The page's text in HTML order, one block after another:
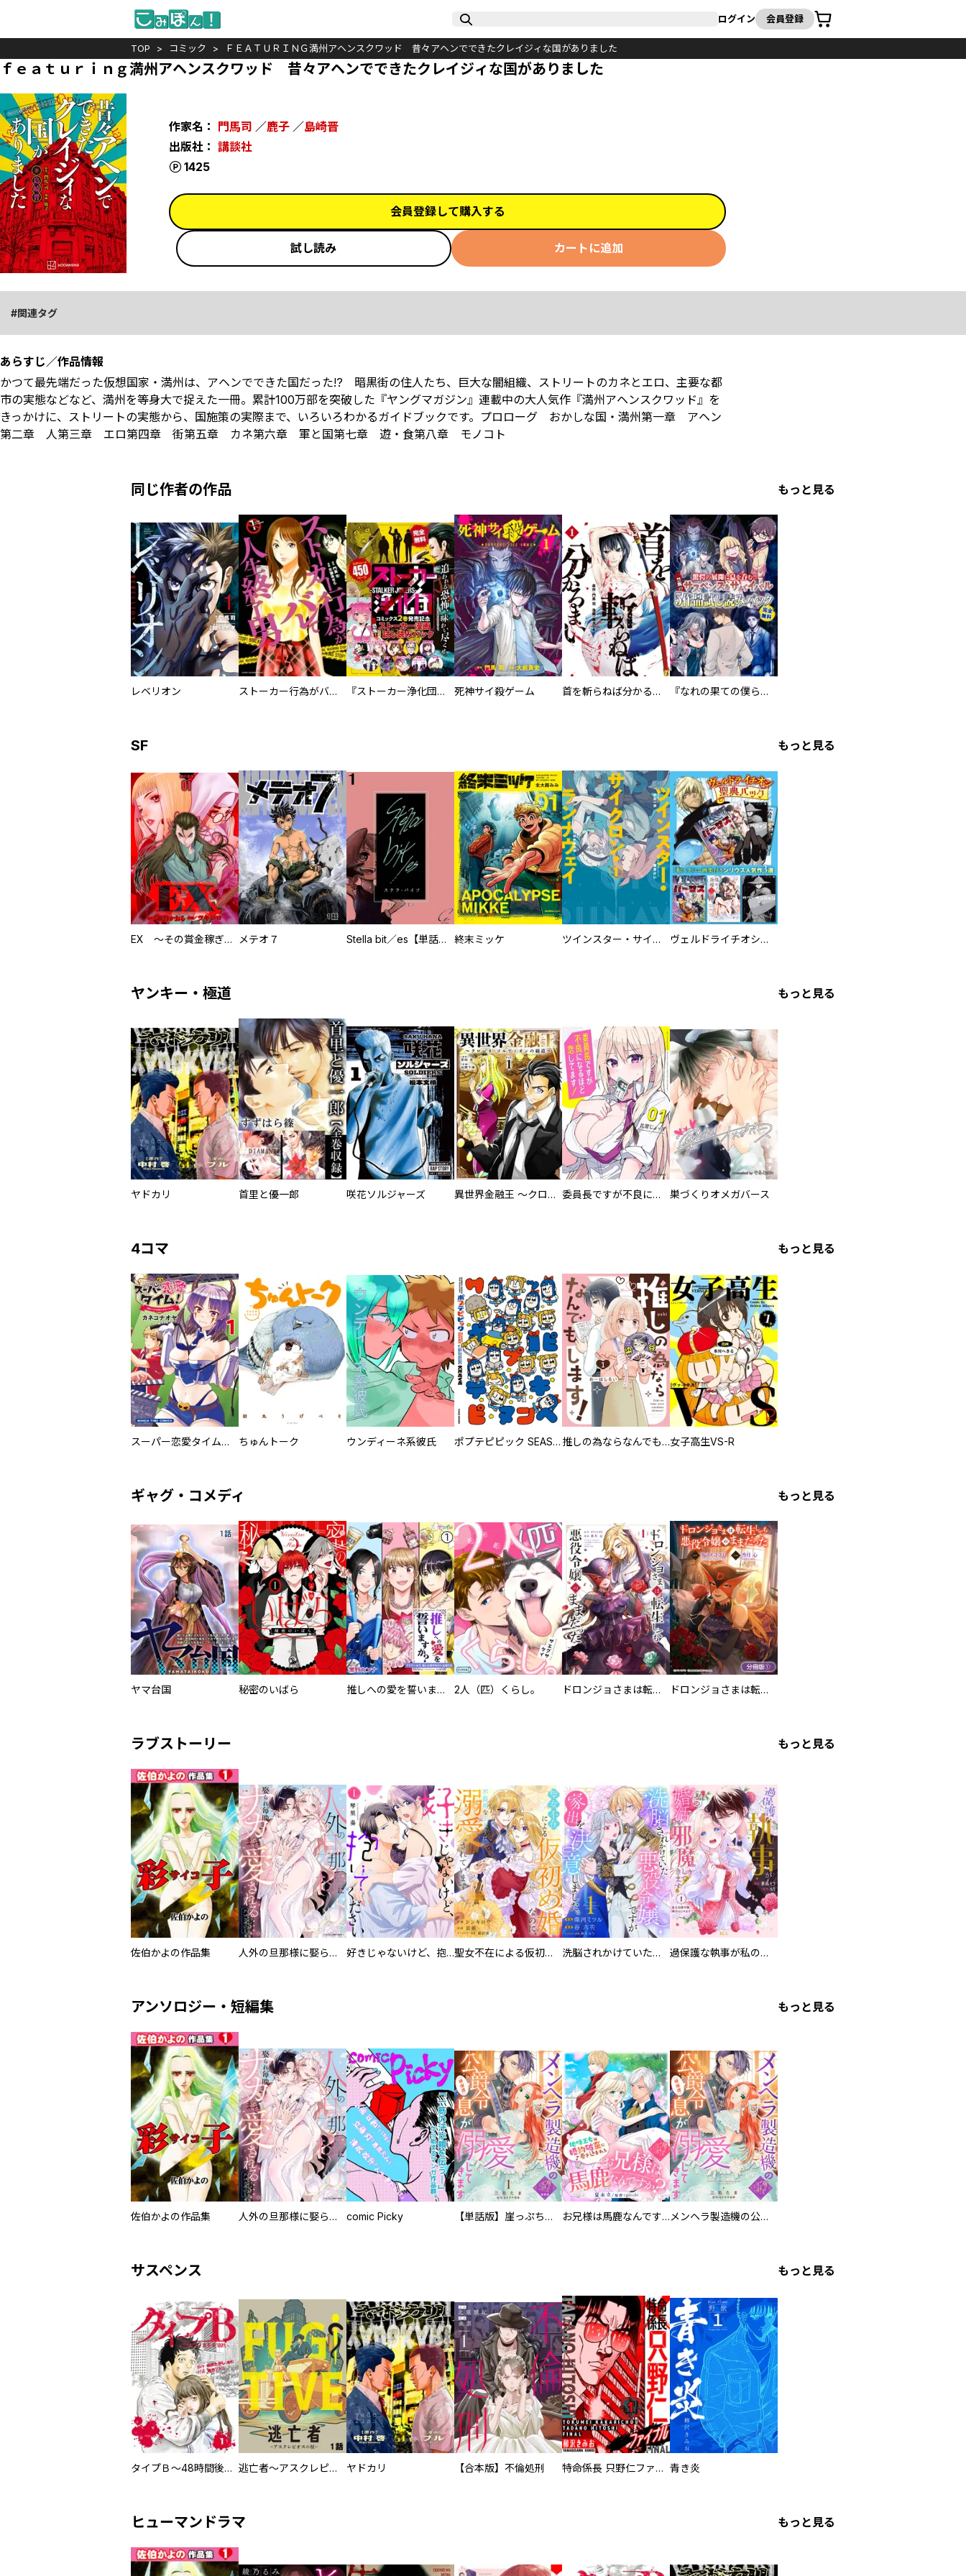
ログイン 会員登録
カート
TOP コミック ＦＥＡＴＵＲＩＮＧ満州アヘンスクワッド 昔々アヘンでできたクレイジィな国がありました
ｆｅａｔｕｒｉｎｇ満州アヘンスクワッド 昔々アヘンでできたクレイジィな国がありました
作家名： 門馬司 ／鹿子 ／島崎晋
出版社： 講談社
1425
ポイント
会員登録して購入する
試し読み カートに追加
関連タグ
あらすじ／作品情報
かつて最先端だった仮想国家・満州は、アヘンでできた国だった!? 暗黒街の住人たち、巨大な闇組織、ストリートのカネとエロ、主要な都
市の実態などなど、満州を等身大で捉えた一冊。累計100万部を突破した『ヤングマガジン』連載中の大人気作『満州アヘンスクワッド』を
きっかけに、ストリートの実態から、国施策の実際まで、いろいろわかるガイドブックです。プロローグ おかしな国・満州第一章 アヘン
第二章 人第三章 エロ第四章 街第五章 カネ第六章 軍と国第七章 遊・食第八章 モノコト
同じ作者の作品 もっと見る
レベリオン ストーカー行為がバレて人生終了男 『ストーカー浄化団』コミックス２巻発売記念 恐怖！ストーカー漫画 試し読みパック 死神サイ殺ゲーム 首を斬らねば分かるまい 『なれの果ての僕ら』新刊配信無料ファイル
SF もっと見る
EX ～その賞金稼ぎは、世界の出口を探す～【単行本版】 メテオ７ Stella bit／es【単話版】 終末ミッケ ツインスター・サイクロン・ランナウェイ ヴェルドライチオシ聖典パック 『転スラ』ミニ画集付き シリウス人気作３選
ヤンキー・極道 もっと見る
ヤドカリ 首里と優一郎 咲花ソルジャーズ 異世界金融王 ～クローネ・ゴルディオンの覇道～ 委員長ですが不良になるほど恋してます！ 巣づくりオメガバース
4コマ もっと見る
スーパー恋愛タイム！～現場でドＳな彼女は自宅でデレる～ ちゅんトーク ウンディーネ系彼氏 ポプテピピック SEASON EIGHT 推しの為ならなんでもします！女子高生VS-R
ギャグ・コメディ もっと見る
ヤマ台国 秘密のいばら 推しへの愛を誓いますか？～アラサー女子、推しは逃げぬが人生逃げる～ 2人（匹）くらし。 ドロンジョさまは転生しても悪役令嬢のままだった ドロンジョさまは転生しても悪役令嬢のままだった【分冊版】
ラブストーリー もっと見る
佐伯かよの作品集 人外の旦那様に娶られ毎晩ナカまで愛される…。アンソロジー 好きじゃないけど、抱いてください【電子単行本版／特典おまけ付き】 聖女不在による仮初め婚なのに、不器用な王太子に溺愛されています【電子単行本版／特典おまけ付き】 洗脳されかけていた悪役令嬢ですが家出を決意しました。【電子単行本版／特典おまけ付き】 過保護な執事が私の婚活を邪魔してきます！ 分冊版
アンソロジー・短編集 もっと見る
佐伯かよの作品集 人外の旦那様に娶られ毎晩ナカまで愛される…。アンソロジー comic Picky 【単話版】崖っぷち令嬢ですが、意地と策略で幸せになります！シリーズ お兄様は馬鹿なんですか？～地味王女は婚約破棄に巻き込まれる～ メンヘラ製造機の公爵令息（過保護）が溺愛してきます
サスペンス もっと見る
タイプＢ～48時間後、致死率100％～【単話】 逃亡者～アスクレピオスの杖～ ヤドカリ 【合本版】不倫処刑 特命係長 只野仁ファイナル 愛蔵版 青き炎
ヒューマンドラマ もっと見る